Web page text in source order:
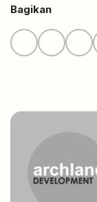
Bagikan